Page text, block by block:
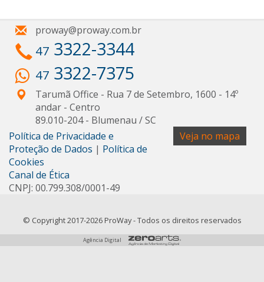
proway@proway.com.br
47 3322-3344
47 3322-7375
Tarumã Office - Rua 7 de Setembro, 1600 - 14º
andar - Centro
89.010-204- Blumenau /SC
Veja no mapa
Política de Privacidade e
Proteção de Dados | Política de
Cookies
Canal de Ética
CNPJ: 00.799.308/0001-49
© Copyright 2017-2026 ProWay - Todos os direitos reservados
Agência Digital